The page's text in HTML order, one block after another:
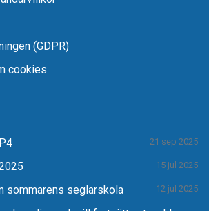
(GDPR)
cookies
21 sep 2025
15 jul 2025
sommarens seglarskola 12 jul 2025